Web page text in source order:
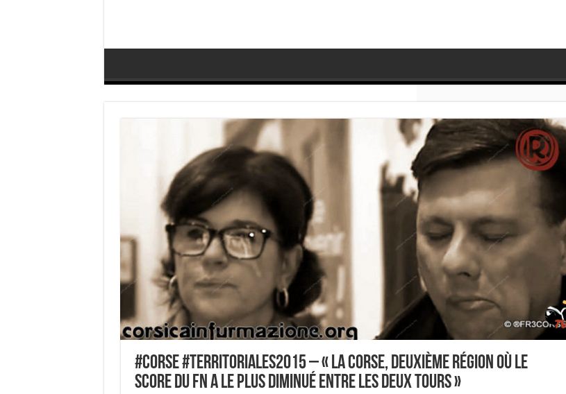
#Corse #Territoriales2015 – « la Corse, deuxième région où le
score du FN a le plus diminué entre les deux tours »